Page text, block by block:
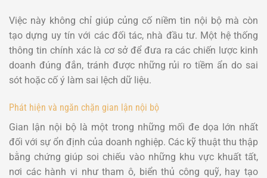
Việc này không chỉ giúp củng cố niềm tin nội bộ mà còn
tạo dựng uy tín với các đối tác, nhà đầu tư. Một hệ thống
thông tin chính xác là cơ sở để đưa ra các chiến lược kinh
doanh đúng đắn, tránh được những rủi ro tiềm ẩn do sai
sót hoặc cố ý làm sai lệch dữ liệu.
Phát hiện và ngăn chặn gian lận nội bộ
Gian lận nội bộ là một trong những mối đe dọa lớn nhất
đối với sự ổn định của doanh nghiệp. Các kỹ thuật thu thập
bằng chứng giúp soi chiếu vào những khu vực khuất tất,
nơi các hành vi như tham ô, biển thủ công quỹ, hay tạo